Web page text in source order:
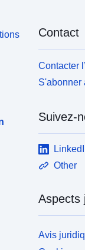
Contact
Contacter
S'abonner
Suivez-
Other
Aspects
Avis